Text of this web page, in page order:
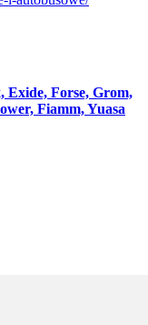
Exide, Forse, Grom,
Fiamm, Yuasa